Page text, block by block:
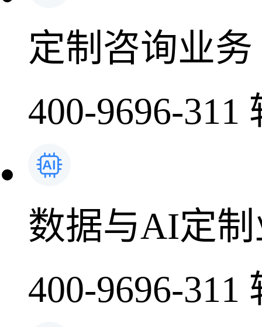
定制咨询业务
400-9696-311
数据与AI定
400-9696-311